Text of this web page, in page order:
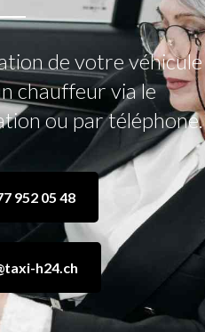
de votre véhicule
chauffeur via le
ou par téléphone.
952 05 48
h24.ch